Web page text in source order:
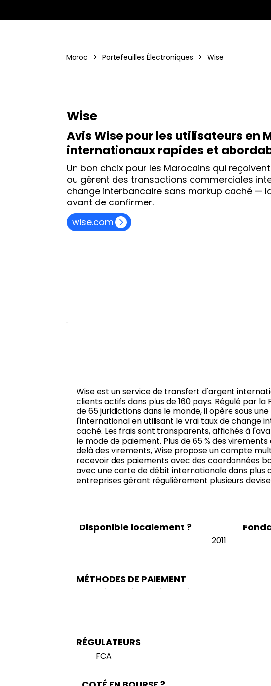
Maroc > Portefeuilles Électroniques > Wise
Wise
Avis Wise pour les utilisateurs en
internationaux rapides et
Un bon choix pour les Marocains qui
ou gèrent des transactions commerciales
change interbancaire sans markup caché —
avant de confirmer.
wise.com
Wise est un service de transfert d'argent
clients actifs dans plus de 160 pays. Régulé par
de 65 juridictions dans le monde, il opère sous
l'international en utilisant le vrai taux de change
caché. Les frais sont transparents, affichés à
le mode de paiement. Plus de 65 % des
delà des virements, Wise propose un compte
recevoir des paiements avec des coordonnées
avec une carte de débit internationale dans plus
entreprises gérant régulièrement plusieurs
Disponible localement ?
2011
MÉTHODES DE PAIEMENT
RÉGULATEURS
FCA